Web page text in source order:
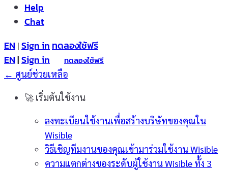
Help
Chat
EN | Sign in ทดลองใช้ฟรี
EN|Sign in
ทดลองใช้ฟรี
← ศูนย์ช่วยเหลือ
🚀 เริ่มต้นใช้งาน
ลงทะเบียนใช้งานเพื่อสร้างบริษัทของคุณใน
Wisible
วิธีเชิญทีมงานของคุณเข้ามาร่วมใช้งาน Wisible
ความแตกต่างของระดับผู้ใช้งาน Wisible ทั้ง 3